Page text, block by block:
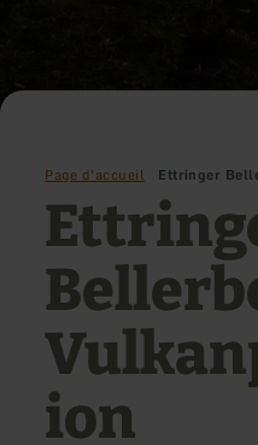
Page d'accueil Ettringer
ion